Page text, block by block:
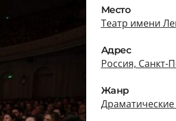
Место
Театр имени
Адрес
Россия, Санкт-
Жанр
Драматические